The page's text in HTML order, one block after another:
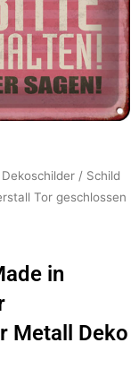
Dekoschilder / Schild
Tor geschlossen
in
Metall Deko